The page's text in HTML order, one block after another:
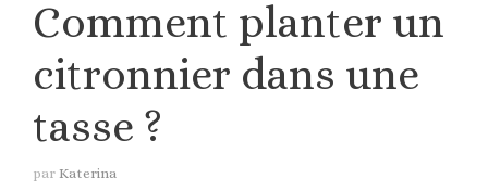
Comment planter un
citronnier dans une
tasse ?
par Katerina